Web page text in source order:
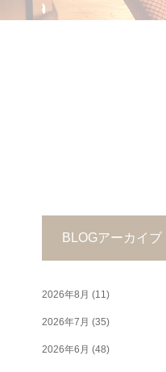
BLOGアーカイブ
2026年8月 (11)
2026年7月 (35)
2026年6月 (48)